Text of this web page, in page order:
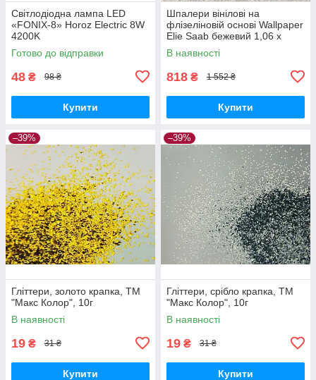
Світлодіодна лампа LED
«FONIX-8» Horoz Electric 8W
4200K
Готово до відправки
48 ₴ 98 ₴
Купити
Шпалери вінілові на
флізеліновій основі Wallpaper
Elie Saab бежевий 1,06 х
10,05м (Z64802)
В наявності
818 ₴ 1 552 ₴
Купити
–39%
Гліттери, золото крапка, ТМ
"Макс Колор", 10г
В наявності
19 ₴ 31 ₴
Купити
–39%
Гліттери, срібло крапка, ТМ
"Макс Колор", 10г
В наявності
19 ₴ 31 ₴
Купити